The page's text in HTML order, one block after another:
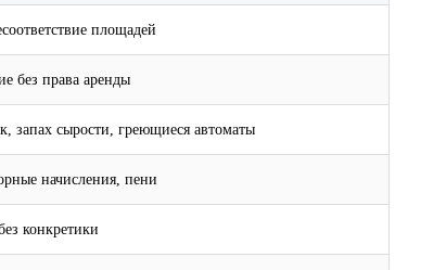
площадей
без права аренды
запах сырости, греющиеся автоматы
начисления, пени
конкретики